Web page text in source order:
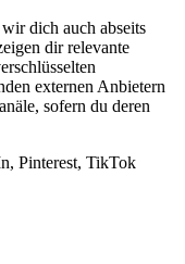
dich auch abseits
dir relevante
externen Anbietern
sofern du deren
Pinterest, TikTok